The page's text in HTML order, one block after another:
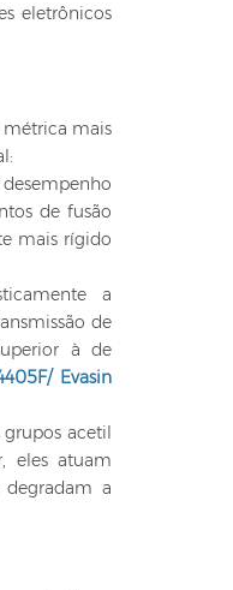
eletrônicos
métrica mais
de fusão
mais rígido
a
de
à de
Evasin
acetil
eles atuam
a